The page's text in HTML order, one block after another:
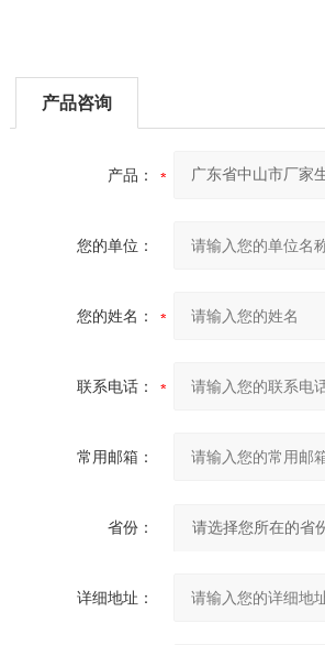
产品咨询
产品：
您的单位：
您的姓名：
联系电话：
常用邮箱：
省份：
详细地址：